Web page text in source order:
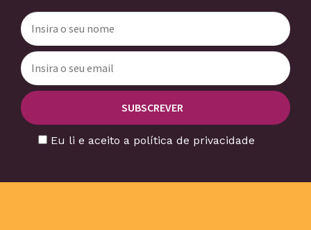
Eu li e aceito a política de privacidade